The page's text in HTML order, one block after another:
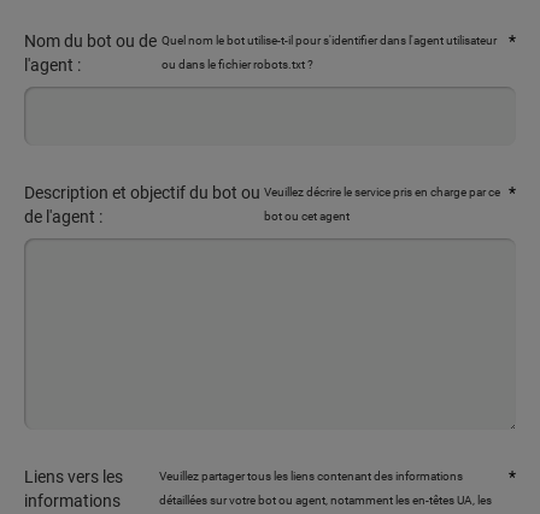
*
Nom du bot ou de
l'agent :
Quel nom le bot utilise-t-il pour s'identifier dans l'agent utilisateur
ou dans le fichier robots.txt ?
*
Description et objectif du bot ou
de l'agent :
Veuillez décrire le service pris en charge par ce
bot ou cet agent
*
Liens vers les
informations
Veuillez partager tous les liens contenant des informations
détaillées sur votre bot ou agent, notamment les en-têtes UA, les